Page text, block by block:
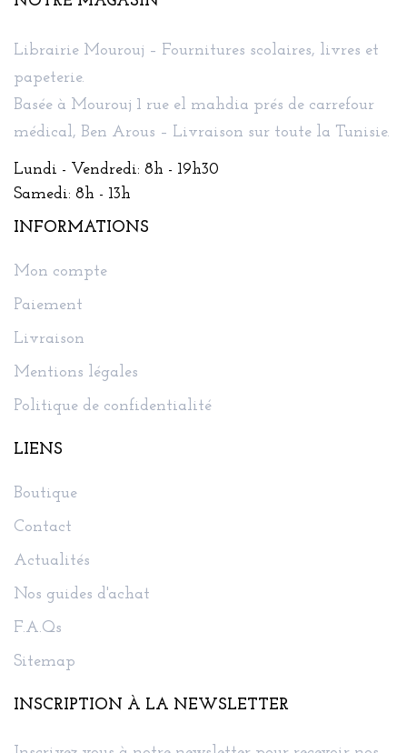
Librairie Mourouj – Fournitures scolaires, livres et
papeterie.
Basée à Mourouj 1 rue el mahdia prés de carrefour
médical, Ben Arous – Livraison sur toute la Tunisie.
Lundi - Vendredi: 8h - 19h30
Samedi: 8h - 13h
INFORMATIONS
Mon compte
Paiement
Livraison
Mentions légales
Politique de confidentialité
LIENS
Boutique
Contact
Actualités
Nos guides d'achat
F.A.Qs
Sitemap
INSCRIPTION À LA NEWSLETTER